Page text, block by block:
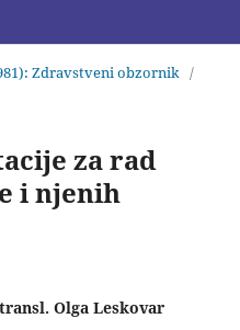
Zdravstveni obzornik /
za rad
i njenih
Olga Leskovar